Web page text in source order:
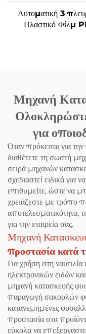
Αυτοματική 3
Πλαστικό Φίλμ
Μηχανή
για
Όταν πρόκειται για
διαθέτετε τη σωστή
σειρά μηχανών
σχεδιαστεί ειδικά για
επιθυμείτε, ώστε να
χρειάζεστε με τρόπο
αποτελεσματικότητα,
για την εταιρεία σας.
Μηχανή
προστασία κατά
Για χρήση στη
ηλεκτρονικών ειδών
μηχανή κατασκευής
παραγωγή σακουλών
κατανεμημένες
προστασία στα
εύκολα να